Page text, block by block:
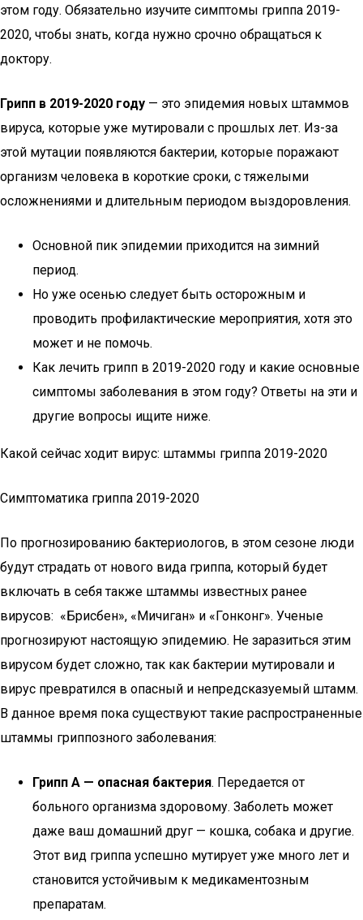
этом году. Обязательно изучите симптомы гриппа 2019-
2020, чтобы знать, когда нужно срочно обращаться к
доктору.
Грипп в 2019-2020 году — это эпидемия новых штаммов
вируса, которые уже мутировали с прошлых лет. Из-за
этой мутации появляются бактерии, которые поражают
организм человека в короткие сроки, с тяжелыми
осложнениями и длительным периодом выздоровления.
Основной пик эпидемии приходится на зимний
период.
Но уже осенью следует быть осторожным и
проводить профилактические мероприятия, хотя это
может и не помочь.
Как лечить грипп в 2019-2020 году и какие основные
симптомы заболевания в этом году? Ответы на эти и
другие вопросы ищите ниже.
Какой сейчас ходит вирус: штаммы гриппа 2019-2020
Симптоматика гриппа 2019-2020
По прогнозированию бактериологов, в этом сезоне люди
будут страдать от нового вида гриппа, который будет
включать в себя также штаммы известных ранее
вирусов: «Брисбен», «Мичиган» и «Гонконг». Ученые
прогнозируют настоящую эпидемию. Не заразиться этим
вирусом будет сложно, так как бактерии мутировали и
вирус превратился в опасный и непредсказуемый штамм.
В данное время пока существуют такие распространенные
штаммы гриппозного заболевания:
Грипп А — опасная бактерия. Передается от
больного организма здоровому. Заболеть может
даже ваш домашний друг — кошка, собака и другие.
Этот вид гриппа успешно мутирует уже много лет и
становится устойчивым к медикаментозным
препаратам.